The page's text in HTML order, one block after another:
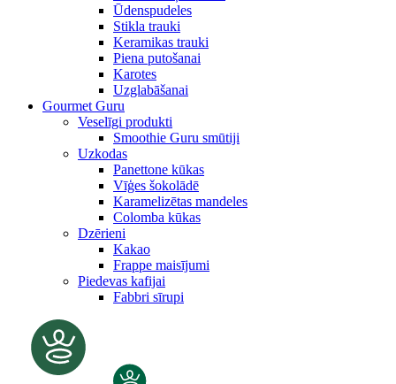
Ūdenspudeles
Stikla trauki
Keramikas trauki
Piena putošanai
Karotes
Uzglabāšanai
Gourmet Guru
Veselīgi produkti
Smoothie Guru smūtiji
Uzkodas
Panettone kūkas
Vīģes šokolādē
Karamelizētas mandeles
Colomba kūkas
Dzērieni
Kakao
Frappe maisījumi
Piedevas kafijai
Fabbri sīrupi